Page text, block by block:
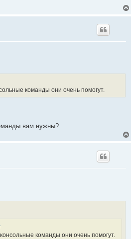
команды они очень помогут.
вам нужны?
команды они очень помогут.